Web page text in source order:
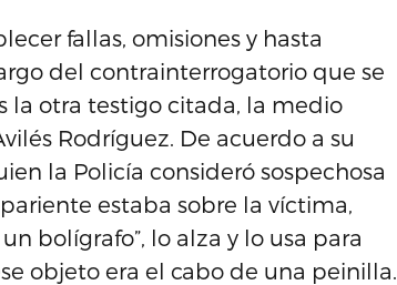
fallas, omisiones y hasta
del contrainterrogatorio que se
la otra testigo citada, la medio
Rodríguez. De acuerdo a su
la Policía consideró sospechosa
estaba sobre la víctima,
bolígrafo”, lo alza y lo usa para
objeto era el cabo de una peinilla.